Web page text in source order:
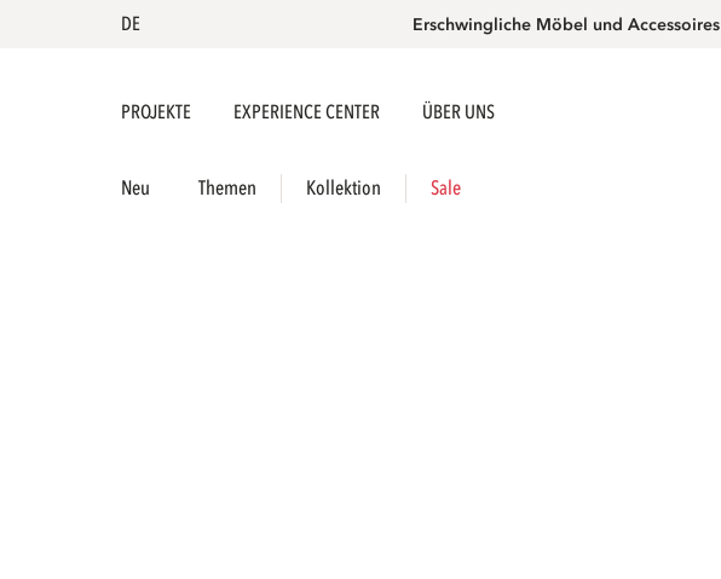
DE Erschwingliche Möbel und Accessoires
PROJEKTE EXPERIENCE CENTER ÜBER UNS
Neu Themen Kollektion Sale